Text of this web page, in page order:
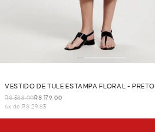
VESTIDO DE TULE ESTAMPA FLORAL - PRETO
R$ 588,00R$ 179,00
6x de R$ 29,83